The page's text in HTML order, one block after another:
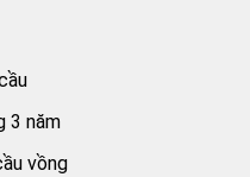
3 năm
vồng